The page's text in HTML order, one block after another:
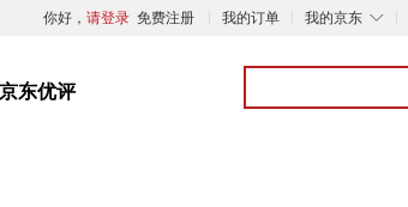
你好， 请登录 免费注册 我的订单 ◇
我的京东